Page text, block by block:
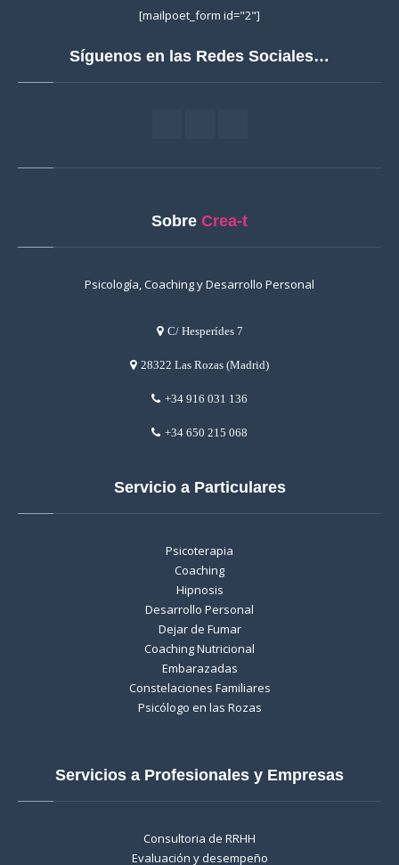
[mailpoet_form id="2"]
Síguenos en las Redes Sociales…
Sobre Crea-t
Psicología, Coaching y Desarrollo Personal
C/ Hesperídes 7
28322 Las Rozas (Madrid)
+34 916 031 136
+34 650 215 068
Servicio a Particulares
Psicoterapia
Coaching
Hipnosis
Desarrollo Personal
Dejar de Fumar
Coaching Nutricional
Embarazadas
Constelaciones Familiares
Psicólogo en las Rozas
Servicios a Profesionales y Empresas
Consultoria de RRHH
Evaluación y desempeño